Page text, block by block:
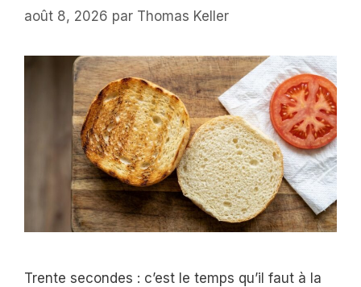
août 8, 2026 par Thomas Keller
Trente secondes : c’est le temps qu’il faut à la